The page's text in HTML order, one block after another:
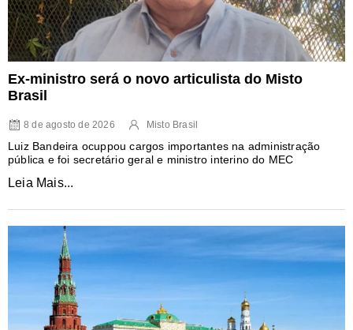
Ex-ministro será o novo articulista do Misto
Brasil
8 de agosto de 2026 Misto Brasil
Luiz Bandeira ocuppou cargos importantes na administração
pública e foi secretário geral e ministro interino do MEC
Leia Mais...